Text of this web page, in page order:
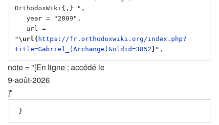
OrthodoxWiki{,} ",
" \url{ https://fr.orthodoxwiki.org/index.php?
title=Gabriel_(Archange)&oldid=3852 }
note = "[En ligne ; accédé le
9-août-2026
]"